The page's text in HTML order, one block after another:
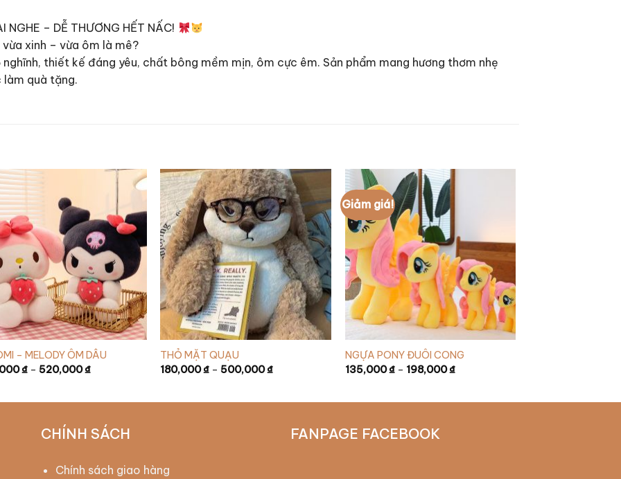
NGHE – DỄ THƯƠNG HẾT NẤC!
xinh – vừa ôm là mê?
thiết kế đáng yêu, chất bông mềm mịn, ôm cực êm. Sản phẩm mang hương thơm nhẹ
làm quà tặng.
– MELODY ÔM DÂU
₫ – 520,000₫
THỎ MẶT QUẠU
180,000₫ – 500,000₫
Giảm giá!
NGỰA PONY ĐUÔI CONG
135,000₫– 198,000₫
CHÍNH SÁCH
Chính sách giao hàng
FANPAGE FACEBOOK